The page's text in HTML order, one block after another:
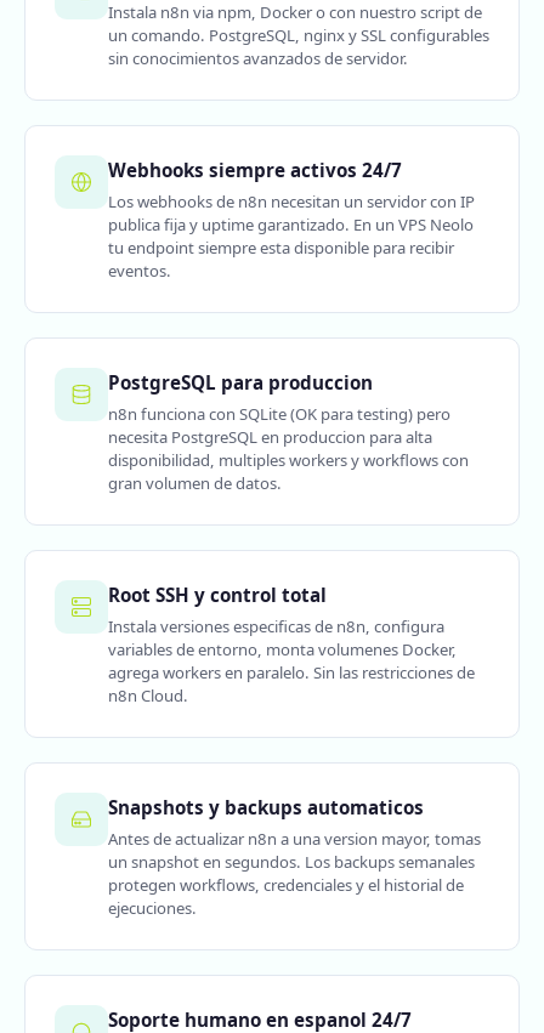
Instala n8n via npm, Docker o con nuestro script de
un comando. PostgreSQL, nginx y SSL configurables
sin conocimientos avanzados de servidor.
Webhooks siempre activos 24/7
Los webhooks de n8n necesitan un servidor con IP
publica fija y uptime garantizado. En un VPS Neolo
tu endpoint siempre esta disponible para recibir
eventos.
PostgreSQL para produccion
n8n funciona con SQLite (OK para testing) pero
necesita PostgreSQL en produccion para alta
disponibilidad, multiples workers y workflows con
gran volumen de datos.
Root SSH y control total
Instala versiones especificas de n8n, configura
variables de entorno, monta volumenes Docker,
agrega workers en paralelo. Sin las restricciones de
n8n Cloud.
Snapshots y backups automaticos
Antes de actualizar n8n a una version mayor, tomas
un snapshot en segundos. Los backups semanales
protegen workflows, credenciales y el historial de
ejecuciones.
Soporte humano en espanol 24/7